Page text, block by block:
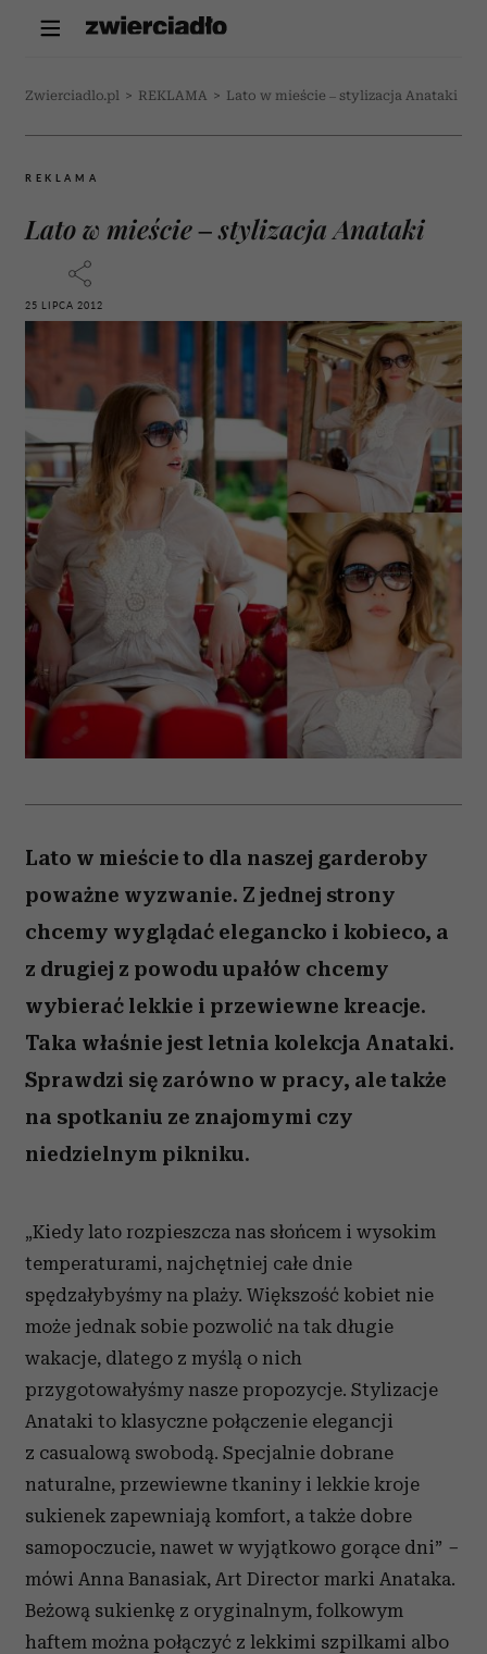
Zwierciadlo.pl > REKLAMA > Lato w mieście – stylizacja Anataki
REKLAMA
Lato w mieście – stylizacja Anataki
25 LIPCA 2012
Lato w mieście to dla naszej garderoby
poważne wyzwanie. Z jednej strony
chcemy wyglądać elegancko i kobieco, a
z drugiej z powodu upałów chcemy
wybierać lekkie i przewiewne kreacje.
Taka właśnie jest letnia kolekcja Anataki.
Sprawdzi się zarówno w pracy, ale także
na spotkaniu ze znajomymi czy
niedzielnym pikniku.
„Kiedy lato rozpieszcza nas słońcem i wysokim
temperaturami, najchętniej całe dnie
spędzałybyśmy na plaży. Większość kobiet nie
może jednak sobie pozwolić na tak długie
wakacje, dlatego z myślą o nich
przygotowałyśmy nasze propozycje. Stylizacje
Anataki to klasyczne połączenie elegancji
z casualową swobodą. Specjalnie dobrane
naturalne, przewiewne tkaniny i lekkie kroje
sukienek zapewniają komfort, a także dobre
samopoczucie, nawet w wyjątkowo gorące dni” –
mówi Anna Banasiak, Art Director marki Anataka.
Beżową sukienkę z oryginalnym, folkowym
haftem można połączyć z lekkimi szpilkami albo